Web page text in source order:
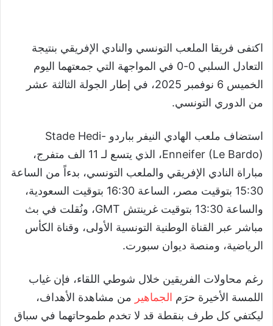
اكتفى فريقا الملعب التونسي والنادي الإفريقي بنتيجة
التعادل السلبي 0-0 في المواجهة التي جمعتهما اليوم
الخميس 6 نوفمبر 2025، في إطار الجولة الثالثة عشر
من الدوري التونسي.
استضاف ملعب الهادي النيفر بباردو Stade Hedi-
Enneifer (Le Bardo)، الذي يتسع لـ 11 الف متفرج،
مباراة النادي الإفريقي والملعب التونسي، بدءاً من الساعة
15:30 بتوقيت مصر، الساعة 16:30 بتوقيت السعودية،
والساعة 13:30 بتوقيت غرينتش GMT، ونُقلت في بث
مباشر عبر القناة الوطنية التونسية الأولى، وقناة الكأس
الرياضية، ومنصة ديوان سبورت.
رغم محاولات الفريقين خلال شوطي اللقاء، فإن غياب
اللمسة الأخيرة حرَم الجماهير من مشاهدة الأهداف،
ليكتفي كل طرف بنقطة قد لا تخدم طموحاتهما في سباق